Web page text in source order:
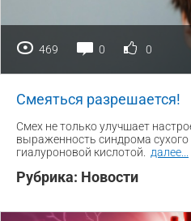
469 0 0
Смеяться разрешается!
Смех не только улучшает
выраженность синдрома сухого
гиалуроновой кислотой.
далее
Рубрика: Новости